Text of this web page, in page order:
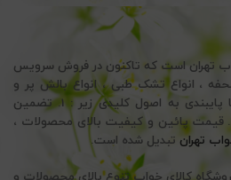
تهران است که تاکنون در فروش سرویس
، انواع تشک طبی ، انواع بالش پر و
بالش الیاف و انواع حوله ، با پایبندی به اصول کلیدی زیر : 1. تضمین
اصالت کالا 2. مشتری مداری 3. قیمت پائین و کیفیت بالای محصولات ،
تهران تبدیل شده است.